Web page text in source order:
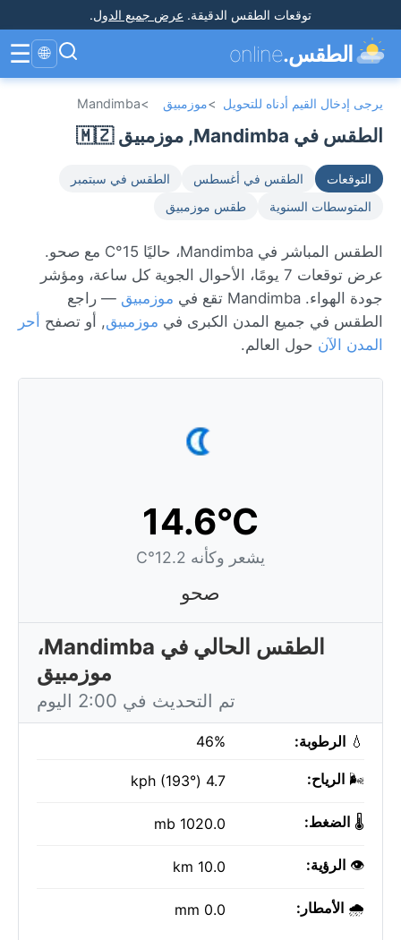
توقعات الطقس الدقيقة. عرض جميع الدول.
الطقس.online
🌐
☰
يرجى إدخال القيم أدناه للتحويل >موزمبيق >
Mandimba
الطقس في Mandimba, موزمبيق 🇲🇿
التوقعات الطقس في أغسطس
الطقس في سبتمبر
المتوسطات السنوية
طقس موزمبيق
الطقس المباشر في Mandimba، حاليًا 15°C مع صحو.
عرض توقعات 7 يومًا، الأحوال الجوية كل ساعة، ومؤشر
جودة الهواء. Mandimba تقع في
موزمبيق — راجع
الطقس في جميع المدن الكبرى في موزمبيق, أو تصفح أحر
المدن الآن حول العالم.
14.6°C
يشعر وكأنه 12.2°C
صحو
الطقس الحالي في Mandimba،
موزمبيق
تم التحديث في 2:00 اليوم
💧 الرطوبة: 46%
🌬️ الرياح: 4.7 kph (193°)
🌡️ الضغط: 1020.0 mb
👁️ الرؤية: 10.0 km
🌧️ الأمطار: 0.0 mm